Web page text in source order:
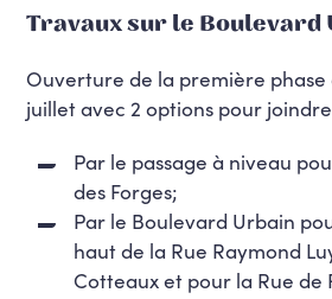
Travaux sur le Boulevard
Ouverture de la première
juillet avec 2 options pour
Par le passage à niveau
des Forges;
Par le Boulevard Urbain
haut de la Rue Raymond
Cotteaux et pour la Rue de